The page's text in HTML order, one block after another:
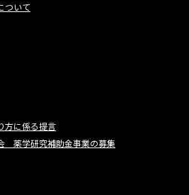
ついて
方に係る提言
薬学研究補助金事業の募集